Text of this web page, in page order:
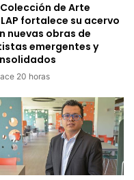
de Arte
fortalece su acervo
nuevas obras de
emergentes y
20 horas